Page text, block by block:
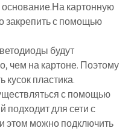
основание.На картонную
закрепить с помощью
будут
чем на картоне. Поэтому
кусок пластика.
с помощью
подходит для сети с
этом можно подключить